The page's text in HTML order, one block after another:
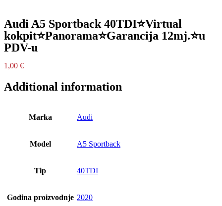
Audi A5 Sportback 40TDI⭐Virtual
kokpit⭐Panorama⭐Garancija 12mj.⭐u
PDV-u
1,00 €
Additional information
Marka Audi
Model A5 Sportback
Tip 40TDI
Godina proizvodnje 2020